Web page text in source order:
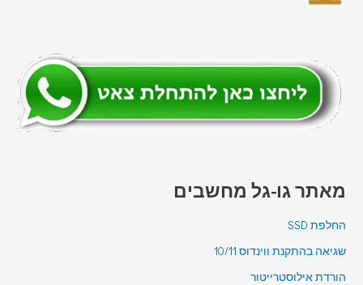
מאתר גו-גל מחשבים
החלפת SSD
שגיאה בהתקנת ווינדוס 10/11
הורדת אילוסטרייטור